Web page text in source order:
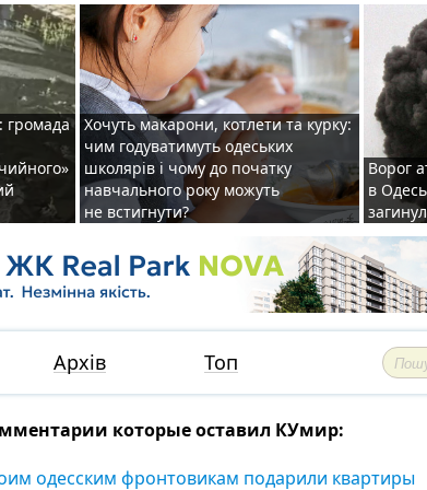
громада
Хочуть макарони, котлети та курку:
чим годуватимуть одеських
школярів і чому до початку
навчального року можуть
не встигнути?
Ворог
в
Архів Топ
которые оставил КУмир:
одесским фронтовикам подарили квартиры